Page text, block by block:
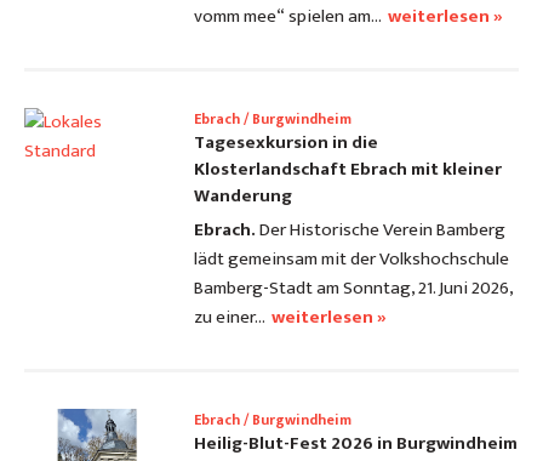
vomm mee“ spielen am… weiterlesen »
Ebrach / Burgwindheim
Tagesexkursion in die
Klosterlandschaft Ebrach mit kleiner
Wanderung
Ebrach.Der Historische Verein Bamberg
lädt gemeinsam mit der Volkshochschule
Bamberg-Stadt am Sonntag, 21. Juni 2026,
zu einer… weiterlesen »
Ebrach / Burgwindheim
Heilig-Blut-Fest 2026 in Burgwindheim